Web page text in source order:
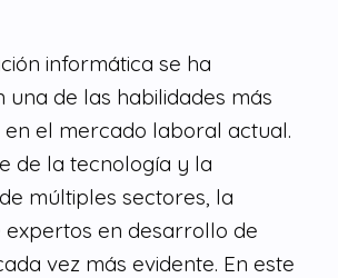
informática se ha
una de las habilidades más
el mercado laboral actual.
de la tecnología y la
múltiples sectores, la
expertos en desarrollo de
vez más evidente. En este